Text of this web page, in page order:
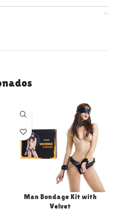
Man Bondage Kit with
Velvet